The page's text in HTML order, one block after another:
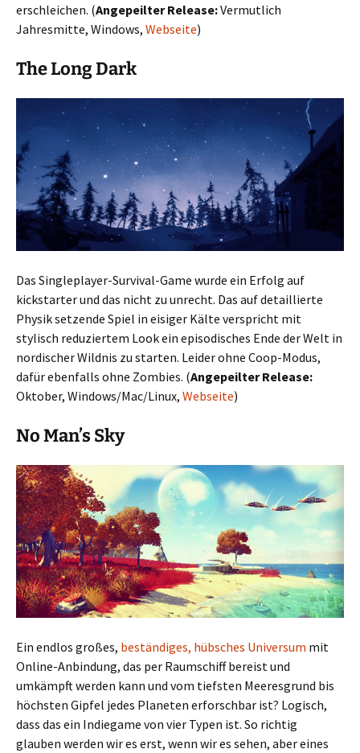
erschleichen. (Angepeilter Release:Vermutlich
Jahresmitte, Windows, Webseite)
The Long Dark
Das Singleplayer-Survival-Game wurde ein Erfolg auf
kickstarter und das nicht zu unrecht. Das auf detaillierte
Physik setzende Spiel in eisiger Kälte verspricht mit
stylisch reduziertem Look ein episodisches Ende der Welt in
nordischer Wildnis zu starten. Leider ohne Coop-Modus,
dafür ebenfalls ohne Zombies. (Angepeilter Release:
Oktober, Windows/Mac/Linux, Webseite)
No Man’s Sky
Ein endlos großes, beständiges, hübsches Universum mit
Online-Anbindung, das per Raumschiff bereist und
umkämpft werden kann und vom tiefsten Meeresgrund bis
höchsten Gipfel jedes Planeten erforschbar ist? Logisch,
dass das ein Indiegame von vier Typen ist. So richtig
glauben werden wir es erst, wenn wir es sehen, aber eines